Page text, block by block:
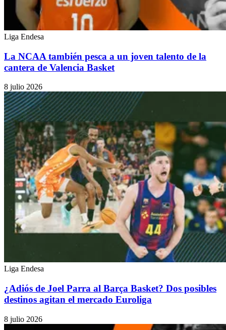
Liga Endesa
La NCAA también pesca a un joven talento de la
cantera de Valencia Basket
8 julio 2026
Liga Endesa
¿Adiós de Joel Parra al Barça Basket? Dos posibles
destinos agitan el mercado Euroliga
8 julio 2026